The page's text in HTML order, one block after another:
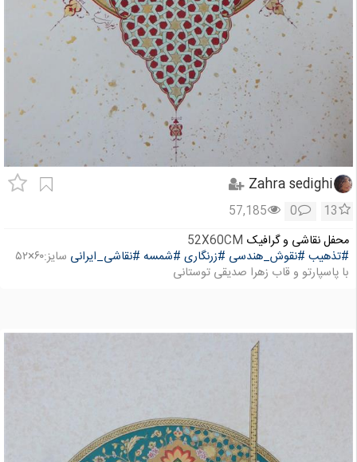
Zahra sedighi
13
0
57,185
محفل نقاشی و گرافیک 52X60CM
#تذهیب #نقوش_هندسی #زرنگاری #شمسه #نقاشی_ایرانی
سایز:۶۰×۵۲
با پاسپارتو و قاب زهرا صدیقی توستانی